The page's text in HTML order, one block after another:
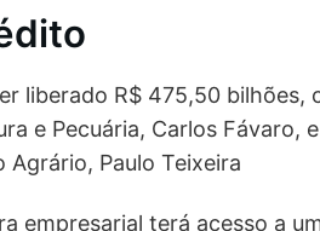
liberado R$ 475,50 bilhões,
e Pecuária, Carlos Fávaro,
Paulo Teixeira
empresarial terá acesso a